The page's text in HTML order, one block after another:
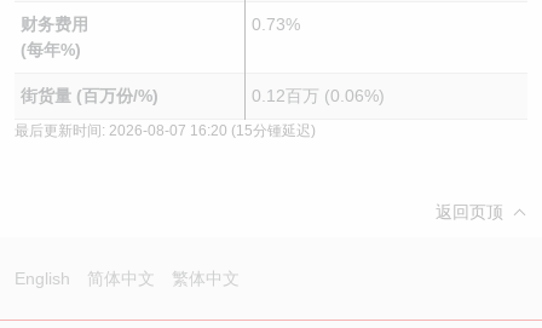
财务费用
(每年%)
0.73%
街货量 (百万份/%) 0.12百万 (0.06%)
最后更新时间: 2026-08-07 16:20 (15分锺延迟)
返回页顶
English 简体中文 繁体中文